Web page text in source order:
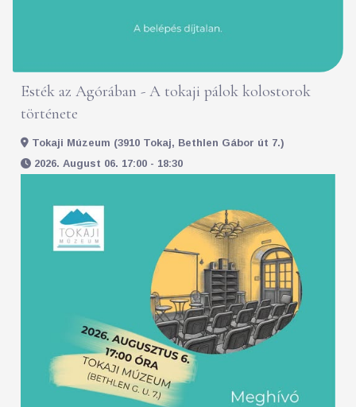
Esték az Agórában - A tokaji pálok kolostorok
története
Tokaji Múzeum (3910 Tokaj, Bethlen Gábor út 7.)
2026. August 06. 17:00 - 18:30